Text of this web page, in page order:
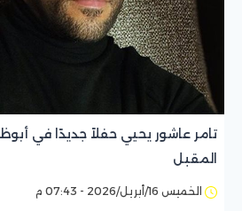
المقبل
الخميس 16/أبريل/2026 - 07:43 م